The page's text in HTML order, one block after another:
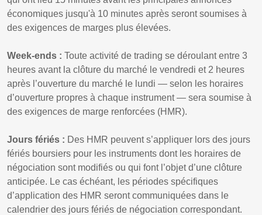
économiques jusqu'à 10 minutes après seront soumises à
des exigences de marges plus élevées.
Week-ends : Toute activité de trading se déroulant entre 3
heures avant la clôture du marché le vendredi et 2 heures
après l’ouverture du marché le lundi — selon les horaires
d’ouverture propres à chaque instrument — sera soumise à
des exigences de marge renforcées (HMR).
Jours fériés : Des HMR peuvent s’appliquer lors des jours
fériés boursiers pour les instruments dont les horaires de
négociation sont modifiés ou qui font l’objet d’une clôture
anticipée. Le cas échéant, les périodes spécifiques
d’application des HMR seront communiquées dans le
calendrier des jours fériés de négociation correspondant.